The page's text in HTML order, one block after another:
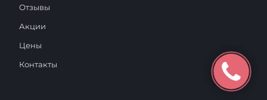
Отзывы
Акции
Цены
Контакты